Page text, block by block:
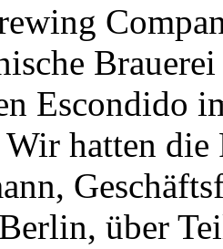
Escondido
hatten die
über